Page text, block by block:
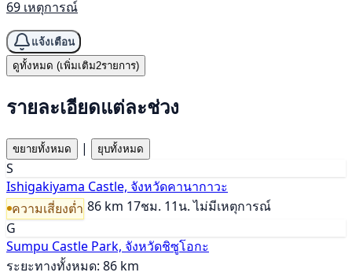
69 เหตุการณ์
แจ้งเตือน
ดูทั้งหมด (เพิ่มเติม2รายการ)
รายละเอียดแต่ละช่วง
ขยายทั้งหมด | ยุบทั้งหมด
S
Ishigakiyama Castle, จังหวัดคานากาวะ
ความเสี่ยงต่ำ 86 km 17ชม. 11น. ไม่มีเหตุการณ์
G
Sumpu Castle Park, จังหวัดชิซูโอกะ
ระยะทางทั้งหมด: 86 km